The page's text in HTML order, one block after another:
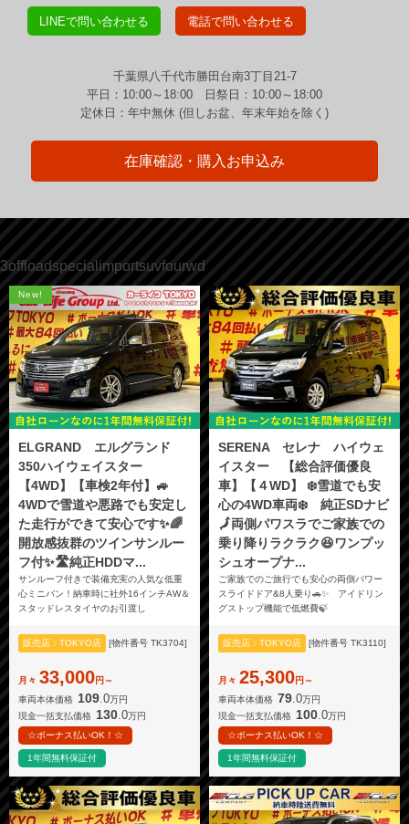
LINEで問い合わせる 電話で問い合わせる
千葉県八千代市勝田台南3丁目21-7
平日：10:00～18:00 日祭日：10:00～18:00
定休日：年中無休 (但しお盆、年末年始を除く)
在庫確認・購入お申込み
3offloadspecialimportsuvfourwd
New!
ELGRAND エルグランド
350ハイウェイスター
【4WD】【車検2年付】🚙
4WDで雪道や悪路でも安定し
た走行ができて安心です✨🌈
開放感抜群のツインサンルー
フ付✨🛣️純正HDDマ...
サンルーフ付きで装備充実の人気な低重
心ミニバン！納車時に社外16インチAW＆
スタッドレスタイヤのお引渡し
販売店：TOKYO店 [物件番号 TK3704]
月々 33,000円～
車両本体価格 109 .0万円
現金一括支払価格 130.0万円
☆ボーナス払いOK！☆
1年間無料保証付
SERENA セレナ ハイウェ
イスター 【総合評価優良
車】【４WD】 ❄️雪道でも安
心の4WD車両❄️ 純正SDナビ
🗾両側パワスラでご家族での
乗り降りラクラク😆ワンプッ
シュオープナ...
ご家族でのご旅行でも安心の両側パワー
スライドドア&8人乗り🚗✨ アイドリン
グストップ機能で低燃費🍃
販売店：TOKYO店 [物件番号 TK3110]
月々 25,300円～
車両本体価格 79 .0万円
現金一括支払価格 100.0万円
☆ボーナス払いOK！☆
1年間無料保証付